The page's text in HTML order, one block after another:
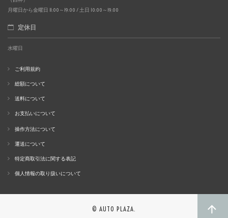
月曜日から金曜日 11:00～19:00 / 土日 10:00～19:00
定休日
水曜日
ご利用規約
総額について
送料について
お支払いについて
操作方法について
運送について
特定商取引法に関する表記
個人情報の取り扱いについて
© AUTO PLAZA.